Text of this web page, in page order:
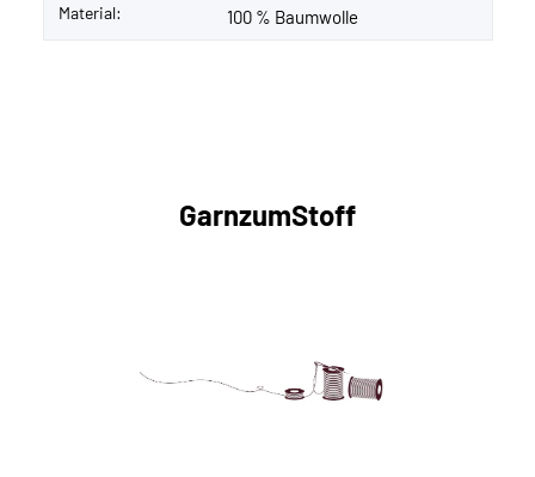
Material: 100 % Baumwolle
GarnzumStoff